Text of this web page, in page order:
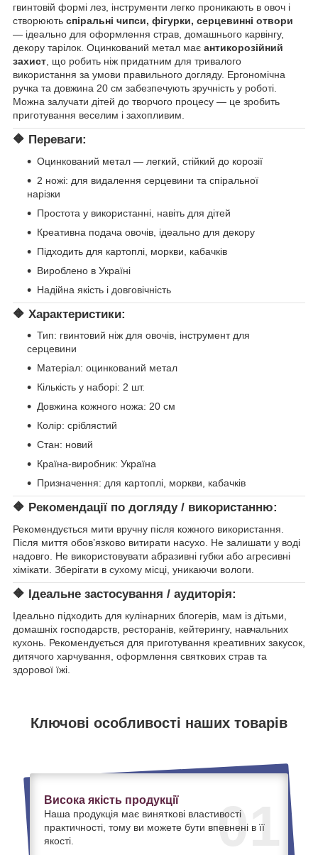
гвинтовій формі лез, інструменти легко проникають в овоч і
створюють спіральні чипси, фігурки, серцевинні отвори
— ідеально для оформлення страв, домашнього карвінгу,
декору тарілок. Оцинкований метал має антикорозійний
захист , що робить ніж придатним для тривалого
використання за умови правильного догляду. Ергономічна
ручка та довжина 20 см забезпечують зручність у роботі.
Можна залучати дітей до творчого процесу — це зробить
приготування веселим і захопливим.
🔶 Переваги:
Оцинкований метал — легкий, стійкий до корозії
2 ножі: для видалення серцевини та спіральної
нарізки
Простота у використанні, навіть для дітей
Креативна подача овочів, ідеально для декору
Підходить для картоплі, моркви, кабачків
Вироблено в Україні
Надійна якість і довговічність
🔶 Характеристики:
Тип: гвинтовий ніж для овочів, інструмент для
серцевини
Матеріал: оцинкований метал
Кількість у наборі: 2 шт.
Довжина кожного ножа: 20 см
Колір: сріблястий
Стан: новий
Країна-виробник: Україна
Призначення: для картоплі, моркви, кабачків
🔶 Рекомендації по догляду / використанню:
Рекомендується мити вручну після кожного використання.
Після миття обов’язково витирати насухо. Не залишати у воді
надовго. Не використовувати абразивні губки або агресивні
хімікати. Зберігати в сухому місці, уникаючи вологи.
🔶 Ідеальне застосування / аудиторія:
Ідеально підходить для кулінарних блогерів, мам із дітьми,
домашніх господарств, ресторанів, кейтерингу, навчальних
кухонь. Рекомендується для приготування креативних закусок,
дитячого харчування, оформлення святкових страв та
здорової їжі.
Ключові особливості наших товарів
01
Висока якість продукції
Наша продукція має виняткові властивості
практичності, тому ви можете бути впевнені в її
якості.